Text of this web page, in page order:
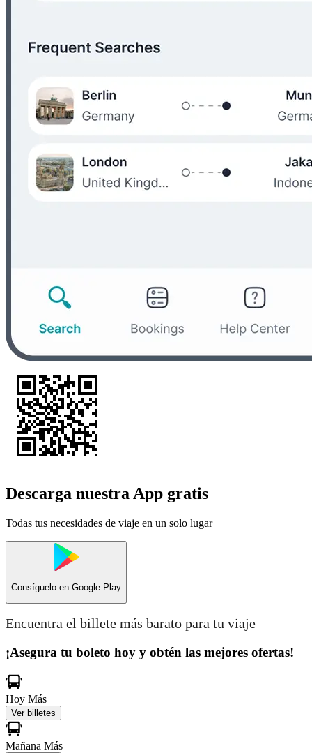
Descarga nuestra App gratis
Todas tus necesidades de viaje en un solo lugar
Consíguelo en Google Play
Encuentra el billete más barato para tu viaje
¡Asegura tu boleto hoy y obtén las mejores ofertas!
Hoy Más
Ver billetes
Mañana Más